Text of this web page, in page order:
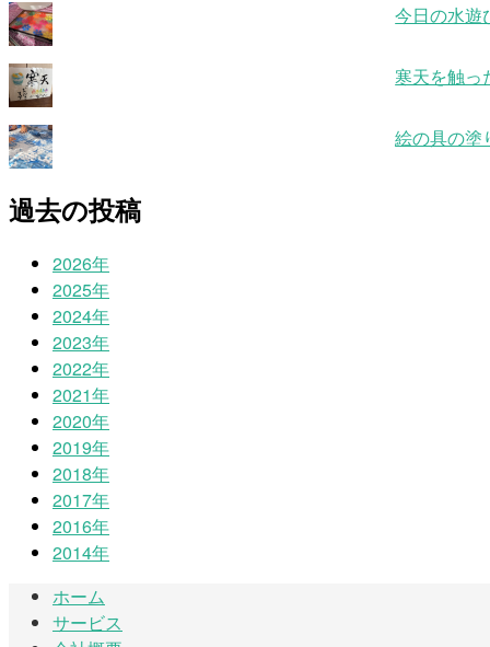
今日の水遊
寒天を触っ
絵の具の塗
過去の投稿
2026年
2025年
2024年
2023年
2022年
2021年
2020年
2019年
2018年
2017年
2016年
2014年
ホーム
サービス